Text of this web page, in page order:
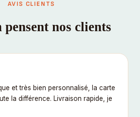
AVIS CLIENTS
pensent nos clients
et très bien personnalisé, la carte
la différence. Livraison rapide, je